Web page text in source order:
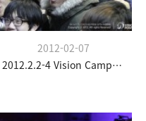
2012-02-07
2012.2.2-4 Vision Camp(청소년부)